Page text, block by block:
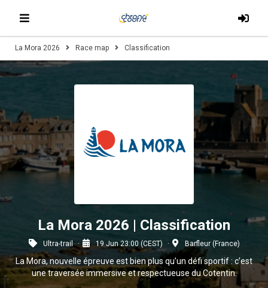
La Mora 2026 Race map Classification
La Mora 2026 | Classification
Ultra-trail 19 Jun 23:00 (CEST) Barfleur (France)
La Mora, nouvelle épreuve est bien plus qu’un défi sportif : c’est
une traversée immersive et respectueuse du Cotentin.